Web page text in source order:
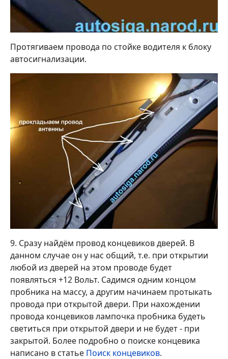
Протягиваем провода по стойке водителя к блоку
автосигнализации.
9. Сразу найдём провод концевиков дверей. В
данном случае он у нас общий, т.е. при открытии
любой из дверей на этом проводе будет
появляться +12 Вольт. Садимся одним концом
пробника на массу, а другим начинаем протыкать
провода при открытой двери. При нахождении
провода концевиков лампочка пробника будеть
светиться при открытой двери и не будет - при
закрытой. Более подробно о поиске концевика
написано в статье Поиск концевиков.